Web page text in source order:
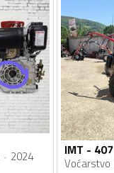
2024 IMT - 407
Voćarstvo